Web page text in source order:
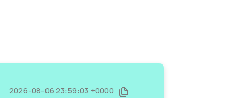
2026-08-06 23:59:03 +0000